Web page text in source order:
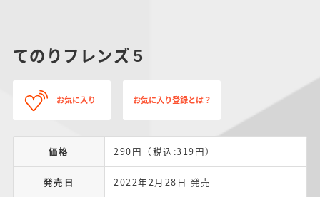
てのりフレンズ５
お気に入り お気に入り登録とは？
価格 290円（税込:319円）
発売日 2022年2月28日 発売